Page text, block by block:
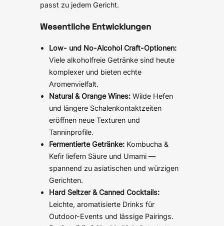
passt zu jedem Gericht.
Wesentliche Entwicklungen
Low- und No-Alcohol Craft-Optionen:
Viele alkoholfreie Getränke sind heute
komplexer und bieten echte
Aromenvielfalt.
Natural & Orange Wines: Wilde Hefen
und längere Schalenkontaktzeiten
eröffnen neue Texturen und
Tanninprofile.
Fermentierte Getränke: Kombucha &
Kefir liefern Säure und Umami —
spannend zu asiatischen und würzigen
Gerichten.
Hard Seltzer & Canned Cocktails:
Leichte, aromatisierte Drinks für
Outdoor-Events und lässige Pairings.